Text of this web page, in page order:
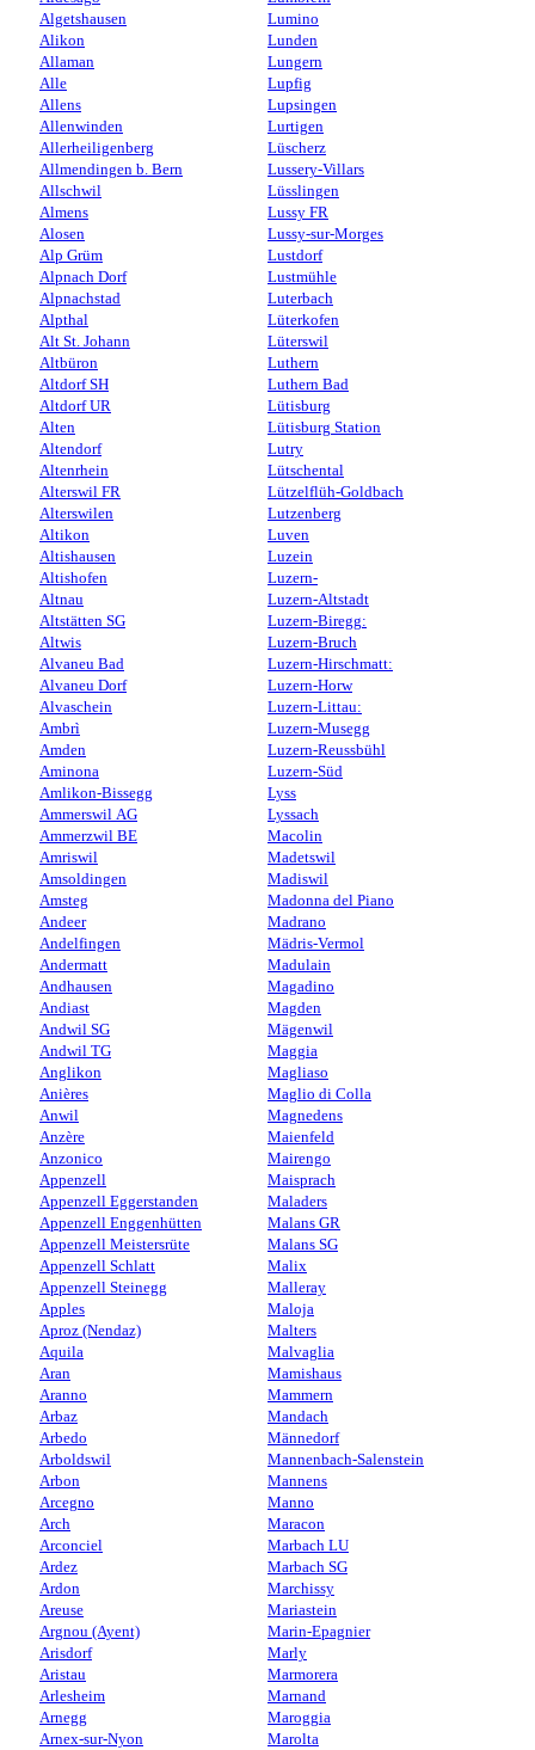
Algetshausen
Alikon
Allaman
Alle
Allens
Allenwinden
Allerheiligenberg
Allmendingen b. Bern
Allschwil
Almens
Alosen
Alp Grüm
Alpnach Dorf
Alpnachstad
Alpthal
Alt St. Johann
Altbüron
Altdorf SH
Altdorf UR
Alten
Altendorf
Altenrhein
Alterswil FR
Alterswilen
Altikon
Altishausen
Altishofen
Altnau
Altstätten SG
Altwis
Alvaneu Bad
Alvaneu Dorf
Alvaschein
Ambrì
Amden
Aminona
Amlikon-Bissegg
Ammerswil AG
Ammerzwil BE
Amriswil
Amsoldingen
Amsteg
Andeer
Andelfingen
Andermatt
Andhausen
Andiast
Andwil SG
Andwil TG
Anglikon
Anières
Anwil
Anzère
Anzonico
Appenzell
Appenzell Eggerstanden
Appenzell Enggenhütten
Appenzell Meistersrüte
Appenzell Schlatt
Appenzell Steinegg
Apples
Aproz (Nendaz)
Aquila
Aran
Aranno
Arbaz
Arbedo
Arboldswil
Arbon
Arcegno
Arch
Arconciel
Ardez
Ardon
Areuse
Argnou (Ayent)
Arisdorf
Aristau
Arlesheim
Arnegg
Arnex-sur-Nyon
Lumino
Lunden
Lungern
Lupfig
Lupsingen
Lurtigen
Lüscherz
Lussery-Villars
Lüsslingen
Lussy FR
Lussy-sur-Morges
Lustdorf
Lustmühle
Luterbach
Lüterkofen
Lüterswil
Luthern
Luthern Bad
Lütisburg
Lütisburg Station
Lutry
Lütschental
Lützelflüh-Goldbach
Lutzenberg
Luven
Luzein
Luzern-
Luzern-Altstadt
Luzern-Biregg:
Luzern-Bruch
Luzern-Hirschmatt:
Luzern-Horw
Luzern-Littau:
Luzern-Musegg
Luzern-Reussbühl
Luzern-Süd
Lyss
Lyssach
Macolin
Madetswil
Madiswil
Madonna del Piano
Madrano
Mädris-Vermol
Madulain
Magadino
Magden
Mägenwil
Maggia
Magliaso
Maglio di Colla
Magnedens
Maienfeld
Mairengo
Maisprach
Maladers
Malans GR
Malans SG
Malix
Malleray
Maloja
Malters
Malvaglia
Mamishaus
Mammern
Mandach
Männedorf
Mannenbach-Salenstein
Mannens
Manno
Maracon
Marbach LU
Marbach SG
Marchissy
Mariastein
Marin-Epagnier
Marly
Marmorera
Marnand
Maroggia
Marolta